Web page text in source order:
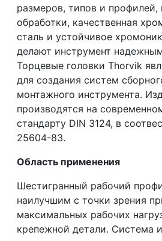
размеров, типов и профилей,
обработки, качественная
сталь и устойчивое
делают инструмент
Торцевые головки Thorvik
для создания систем
монтажного инструмента.
производятся на
стандарту DIN 3124, в
25604-83.
Область применения
Шестигранный рабочий
наилучшим с точки зрения
максимальных рабочих
крепежной детали. Система